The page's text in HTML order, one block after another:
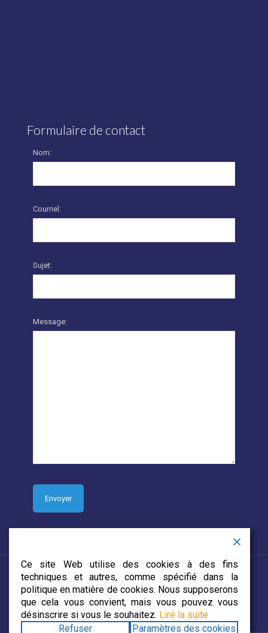
Formulaire de contact
Nom:
Courriel:
Sujet:
Message:
© 2019 CJECDN. Tous droits réservés. Site web conçu par
DevCorp Media
Ce site Web utilise des cookies à des fins
techniques et autres, comme spécifié dans la
politique en matière de cookies. Nous supposerons
que cela vous convient, mais vous pouvez vous
désinscrire si vous le souhaitez. Lire la suite
Refuser
Paramètres des cookies